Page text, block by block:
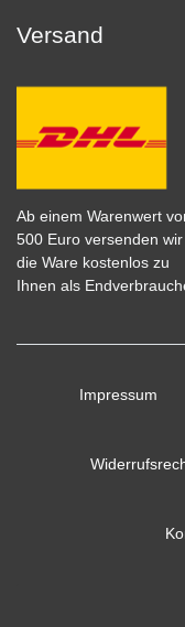
Versand
Ab einem Warenwert
500 Euro versenden wir
die Ware kostenlos zu
Ihnen als
Impressum